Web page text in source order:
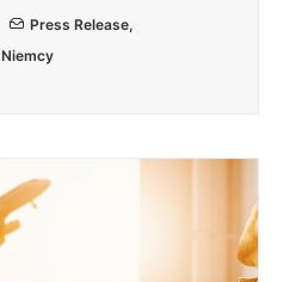
Press Release,
Niemcy